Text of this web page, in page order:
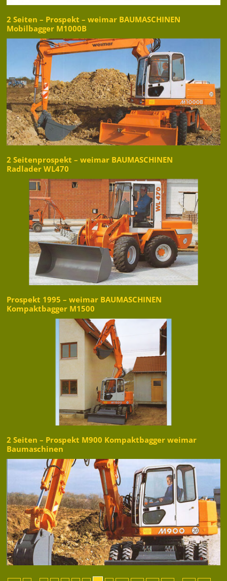
2 Seiten – Prospekt – weimar BAUMASCHINEN
Mobilbagger M1000B
2 Seitenprospekt – weimar BAUMASCHINEN
Radlader WL470
Prospekt 1995 – weimar BAUMASCHINEN
Kompaktbagger M1500
2 Seiten – Prospekt M900 Kompaktbagger weimar
Baumaschinen